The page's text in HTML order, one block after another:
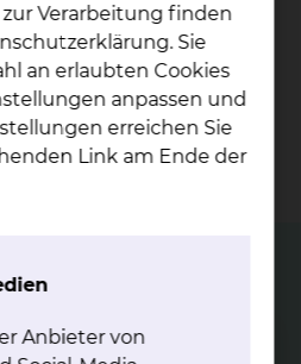
Endoskopien
jährlich
Verarbeitung finden
Sie
an erlaubten Cookies
anpassen und
erreichen Sie
Link am Ende der
Anbieter von